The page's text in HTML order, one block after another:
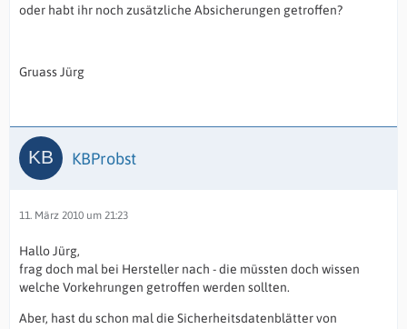
oder habt ihr noch zusätzliche Absicherungen getroffen?
Gruass Jürg
KBProbst
11. März 2010 um 21:23
Hallo Jürg,
frag doch mal bei Hersteller nach - die müssten doch wissen
welche Vorkehrungen getroffen werden sollten.
Aber, hast du schon mal die Sicherheitsdatenblätter von